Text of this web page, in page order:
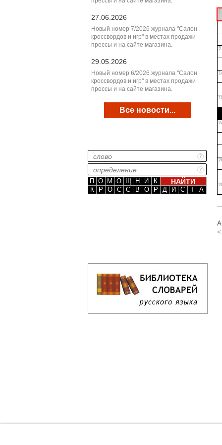
27.06.2026
Новый номер 7/2026 журнала "Салон
кроссвордов и игр" в местах продажи
прессы и на сайте магазина.
29.05.2026
Новый номер 6/2026 журнала "Салон
кроссвордов и игр" в местах продажи
прессы и на сайте магазина.
Все новости...
П О М О Щ Н И
К
К
Р О С С В О Р Д И С Т А
1
9
<